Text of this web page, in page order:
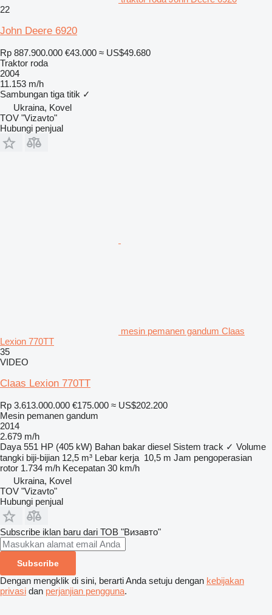
22
John Deere 6920
Rp 887.900.000 €43.000 ≈ US$49.680
Traktor roda
2004
11.153 m/h
Sambungan tiga titik ✓
Ukraina, Kovel
TOV "Vizavto"
Hubungi penjual
mesin pemanen gandum Claas
Lexion 770TT
35
VIDEO
Claas Lexion 770TT
Rp 3.613.000.000 €175.000 ≈ US$202.200
Mesin pemanen gandum
2014
2.679 m/h
Daya 551 HP (405 kW) Bahan bakar diesel Sistem track ✓ Volume
tangki biji-bijian 12,5 m³ Lebar kerja 10,5 m Jam pengoperasian
rotor 1.734 m/h Kecepatan 30 km/h
Ukraina, Kovel
TOV "Vizavto"
Hubungi penjual
Subscribe iklan baru dari ТОВ "Визавто"
Subscribe
Dengan mengklik di sini, berarti Anda setuju dengan kebijakan
privasi dan perjanjian pengguna.